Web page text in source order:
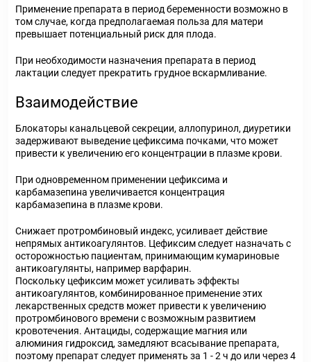
Применение препарата в период беременности возможно в
том случае, когда предполагаемая польза для матери
превышает потенциальный риск для плода.
При необходимости назначения препарата в период
лактации следует прекратить грудное вскармливание.
Взаимодействие
Блокаторы канальцевой секреции, аллопуринол, диуретики
задерживают выведение цефиксима почками, что может
привести к увеличению его концентрации в плазме крови.
При одновременном применении цефиксима и
карбамазепина увеличивается концентрация
карбамазепина в плазме крови.
Снижает протромбиновый индекс, усиливает действие
непрямых антикоагулянтов. Цефиксим следует назначать с
осторожностью пациентам, принимающим кумариновые
антикоагулянты, например варфарин.
Поскольку цефиксим может усиливать эффекты
антикоагулянтов, комбинированное применение этих
лекарственных средств может привести к увеличению
протромбинового времени с возможным развитием
кровотечения. Антациды, содержащие магния или
алюминия гидроксид, замедляют всасывание препарата,
поэтому препарат следует применять за 1 - 2 ч до или через 4